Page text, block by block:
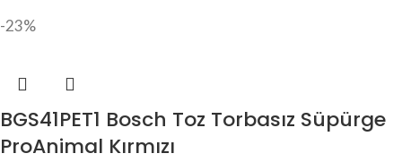
-23%
BGS41PET1 Bosch Toz Torbasız Süpürge
ProAnimal Kırmızı